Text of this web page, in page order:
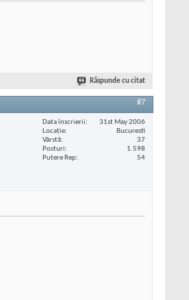
Răspunde cu citat
#7
Data înscrierii
31st May 2006
Locaţie
Bucuresti
Vârstă
37
Posturi
1.598
Putere Rep
54